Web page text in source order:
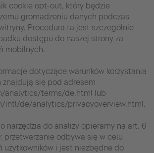
cookie opt-out, który będzie
gromadzeniu danych podczas
Procedura ta jest szczególnie
dostępu do naszej strony za
mobilnych.
dotyczące warunków korzystania
znajdują się pod adresem
analytics/terms/de.html lub
intl/de/analytics/privacyoverview.html.
narzędzia do analizy opieramy na art. 6
przetwarzanie odbywa się w celu
użytkowników i jest niezbędne do